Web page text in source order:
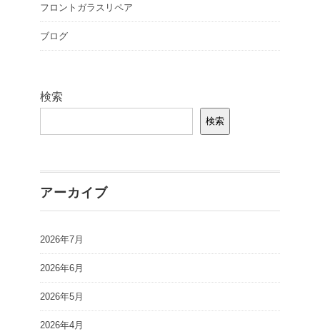
フロントガラスリペア
ブログ
検索
検索
アーカイブ
2026年7月
2026年6月
2026年5月
2026年4月